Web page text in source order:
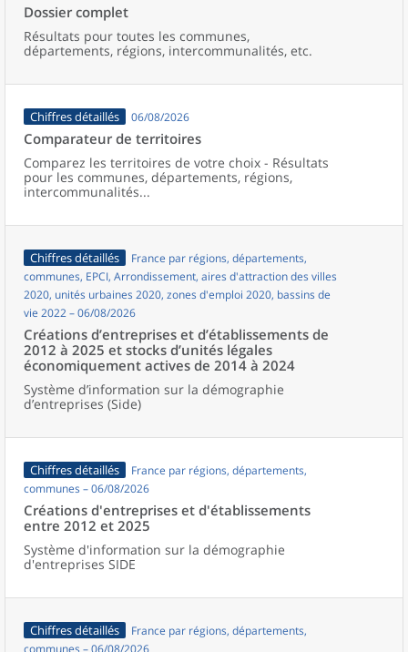
Dossier complet
Résultats pour toutes les communes,
départements, régions, intercommunalités, etc.
Chiffres détaillés 06/08/2026
Comparateur de territoires
Comparez les territoires de votre choix - Résultats
pour les communes, départements, régions,
intercommunalités...
Chiffres détaillés
France par régions, départements,
communes, EPCI, Arrondissement, aires d'attraction des villes
2020, unités urbaines 2020, zones d'emploi 2020, bassins de
vie 2022 – 06/08/2026
Créations d’entreprises et d’établissements de
2012 à 2025 et stocks d’unités légales
économiquement actives de 2014 à 2024
Système d’information sur la démographie
d’entreprises (Side)
Chiffres détaillés
France par régions, départements,
communes – 06/08/2026
Créations d'entreprises et d'établissements
entre 2012 et 2025
Système d'information sur la démographie
d'entreprises SIDE
Chiffres détaillés
France par régions, départements,
communes – 06/08/2026